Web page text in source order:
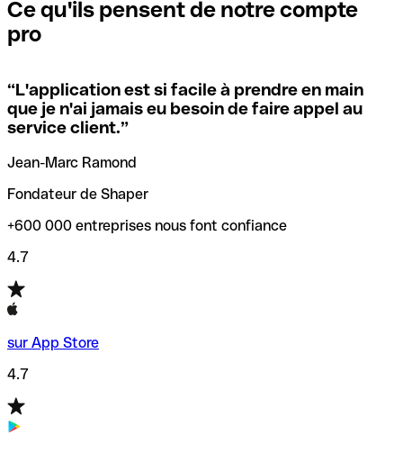
signifie que vous avez le code de l'une des succursales
locales.
Si vous n'êtes pas sûr du code SWIFT que vous devriez
utiliser, nous avons développé un outil de recherche de
codes SWIFT par nom de banque.
vérification/recherche de codes SWIFT. Ainsi, vous pouvez
trouver et vérifier vos codes SWIFT avant de réaliser vos
transferts d’argent.
Ce qu'ils pensent de notre compte
pro
“L'application est si facile à prendre en main
que je n'ai jamais eu besoin de faire appel au
service client.”
Jean-Marc Ramond
Fondateur de Shaper
+600 000 entreprises nous font confiance
4.7
sur App Store
4.7